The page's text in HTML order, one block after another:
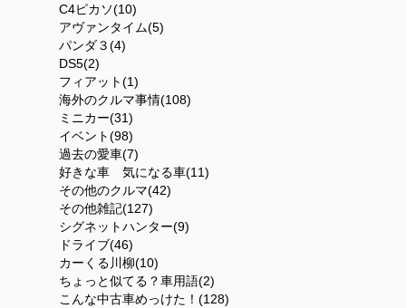
C4ピカソ(10)
アヴァンタイム(5)
パンダ３(4)
DS5(2)
フィアット(1)
海外のクルマ事情(108)
ミニカー(31)
イベント(98)
過去の愛車(7)
好きな車 気になる車(11)
その他のクルマ(42)
その他雑記(127)
シグネットハンター(9)
ドライブ(46)
カーくる川柳(10)
ちょっと似てる？車用語(2)
こんな中古車めっけた！(128)